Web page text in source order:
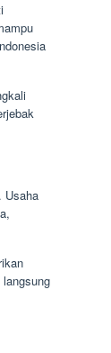
. Usaha